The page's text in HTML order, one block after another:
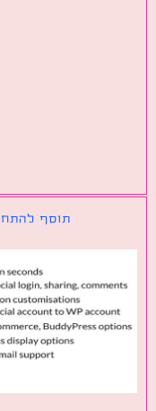
תוסף להתחברות